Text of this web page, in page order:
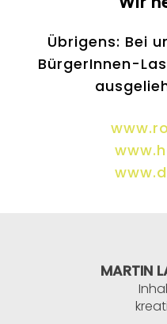
Übrigens: Bei
BürgerInnen-
MARTIN